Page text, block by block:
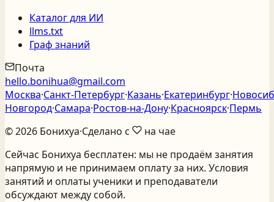
Каталог для ИИ
llms.txt
Граф знаний
Почта
hello.bonihua@gmail.com
Москва·Санкт‑Петербург·Казань·Екатеринбург·
Новгород·Самара·Ростов‑на‑Дону·Красноярск·Пермь
©2026 Бонихуа·Сделано с
на чае
Сейчас Бонихуа бесплатен: мы не продаём занятия
напрямую и не принимаем оплату за них. Условия
занятий и оплаты ученики и преподаватели
обсуждают между собой.